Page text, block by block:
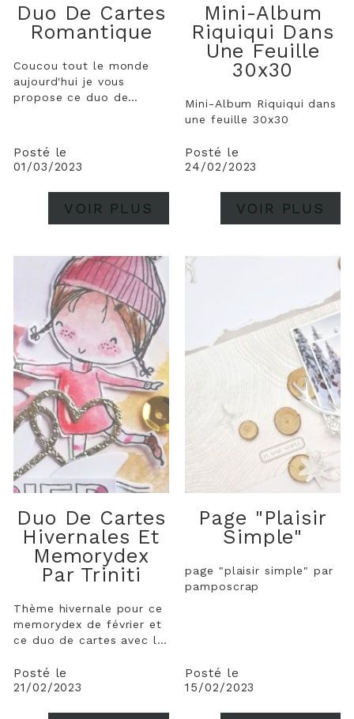
Duo De Cartes
Romantique
Coucou tout le monde
aujourd'hui je vous
propose ce duo de
gros coup de coeur dans
cette collection
notamment : * Le die en
forme de coeur que vous
pouvez apercevoir sur
ses cartes . J'ai
Posté le
01/03/2023
VOIR PLUS
Mini-Album
Riquiqui Dans
Une Feuille
30x30
Mini-Album Riquiqui dans
une feuille 30x30
Posté le
24/02/2023
VOIR PLUS
Duo De Cartes
Hivernales Et
Memorydex
Par Triniti
Thème hivernale pour ce
memorydex de février et
ce duo de cartes avec la
Eclipse Hivernale
Posté le
21/02/2023
Page "plaisir
Simple"
page "plaisir simple" par
pamposcrap
Posté le
15/02/2023